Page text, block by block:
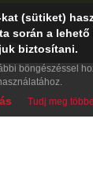
(sütiket)
során a
biztosítani.
böngészéssel
Tudj meg
Play